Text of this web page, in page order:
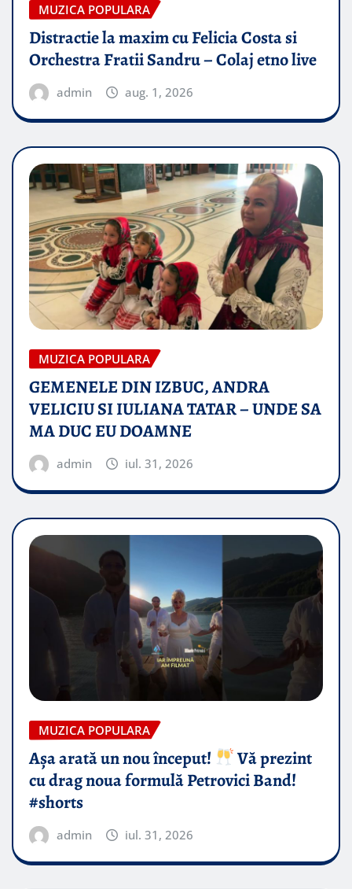
MUZICA POPULARA
Distractie la maxim cu Felicia Costa si
Orchestra Fratii Sandru – Colaj etno live
admin aug. 1, 2026
MUZICA POPULARA
GEMENELE DIN IZBUC, ANDRA
VELICIU SI IULIANA TATAR – UNDE SA
MA DUC EU DOAMNE
admin iul. 31, 2026
MUZICA POPULARA
Așa arată un nou început!
Vă prezint
cu drag noua formulă Petrovici Band!
#shorts
admin iul. 31, 2026